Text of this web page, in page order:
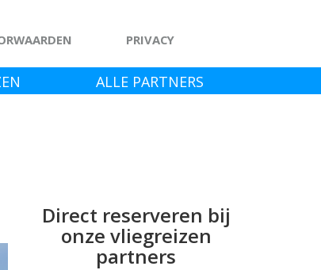
PRIVACY
ALLE PARTNERS
Direct reserveren bij
onze vliegreizen
partners